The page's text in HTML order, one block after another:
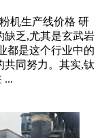
机生产线价格 研
缺乏,尤其是玄武岩
都是这个行业中的
共同努力。其实,钛
...